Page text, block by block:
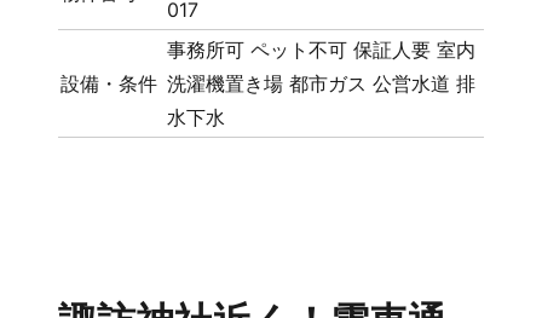
017
設備・条件
事務所可 ペット不可 保証人要 室内
洗濯機置き場 都市ガス 公営水道 排
水下水